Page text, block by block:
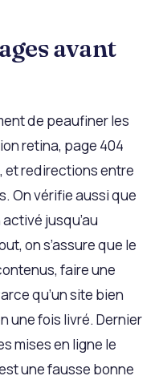
avant
de peaufiner les
retina, page 404
et redirections entre
On vérifie aussi que
jusqu’au
on s’assure que le
faire une
qu’un site bien
une fois livré. Dernier
mises en ligne le
une fausse bonne